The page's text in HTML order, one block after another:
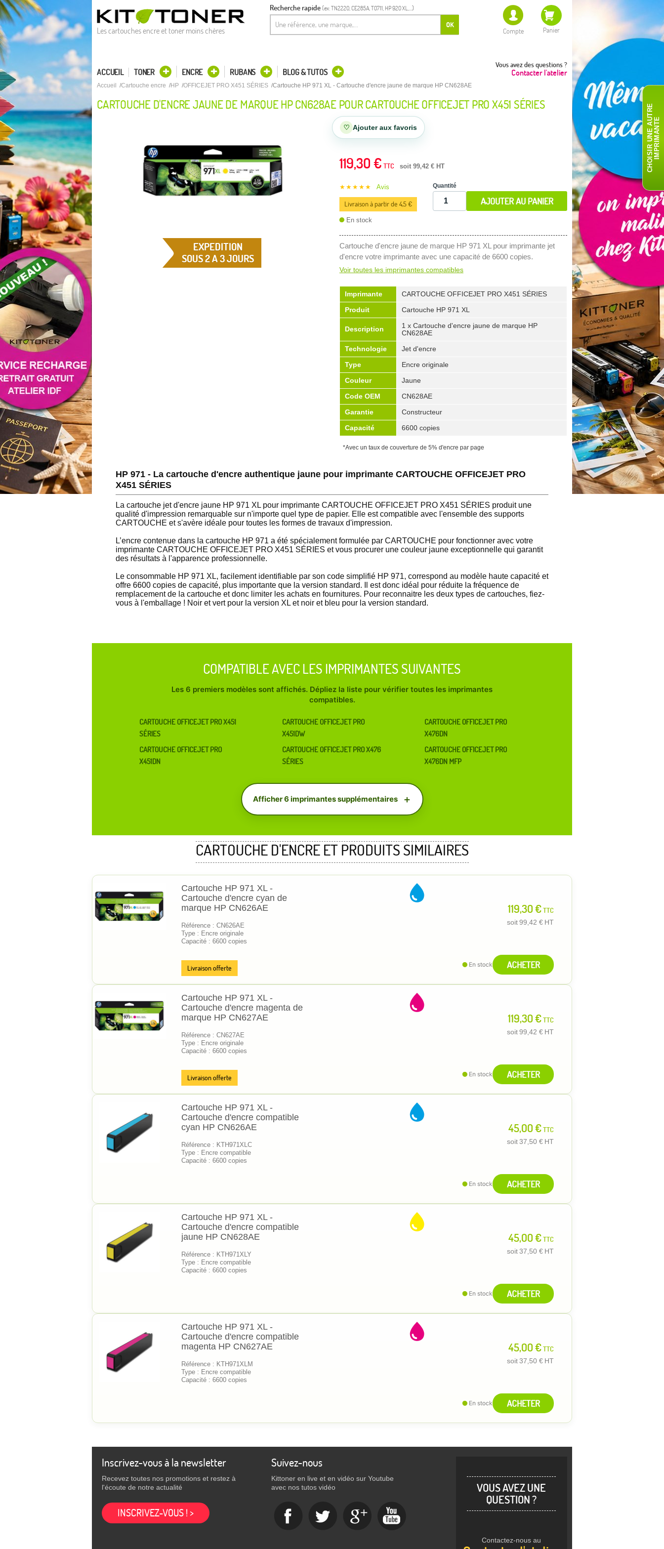
Les cartouches encre et toner moins chères
Recherche rapide (ex: TN2220, CE285A, T0711, HP 920 XL,...)
OK
Compte Panier
Vous avez des questions ?
Contacter l'atelier
ACCUEIL TONER ENCRE RUBANS BLOG & TUTOS
Accueil Cartouche encre HP OFFICEJET PRO X451 SÉRIES Cartouche HP 971 XL - Cartouche d'encre jaune de marque HP CN628AE
CARTOUCHE D'ENCRE JAUNE DE MARQUE HP CN628AE POUR CARTOUCHE OFFICEJET PRO X451 SÉRIES
♡ Ajouter aux favoris
EXPEDITION
SOUS 2 A 3 JOURS
119,30 € TTC soit 99,42 € HT
★★★★★ Avis
Livraison à partir de 4,5 €
En stock
Quantité
AJOUTER AU PANIER
Cartouche d'encre jaune de marque HP 971 XL pour imprimante jet
d'encre votre imprimante avec une capacité de 6600 copies.
Voir toutes les imprimantes compatibles
Imprimante
CARTOUCHE OFFICEJET PRO X451 SÉRIES
Produit
Cartouche HP 971 XL
Description
1 x Cartouche d'encre jaune de marque HP
CN628AE
Technologie
Jet d'encre
Type
Encre originale
Couleur
Jaune
Code OEM
CN628AE
Garantie
Constructeur
Capacité
6600 copies
*Avec un taux de couverture de 5% d'encre par page
HP 971 - La cartouche d'encre authentique jaune pour imprimante CARTOUCHE OFFICEJET PRO
X451 SÉRIES
La cartouche jet d'encre jaune HP 971 XL pour imprimante CARTOUCHE OFFICEJET PRO X451 SÉRIES produit une
qualité d'impression remarquable sur n'importe quel type de papier. Elle est compatible avec l'ensemble des supports
CARTOUCHE et s'avère idéale pour toutes les formes de travaux d'impression.
L’encre contenue dans la cartouche HP 971 a été spécialement formulée par CARTOUCHE pour fonctionner avec votre
imprimante CARTOUCHE OFFICEJET PRO X451 SÉRIES et vous procurer une couleur jaune exceptionnelle qui garantit
des résultats à l'apparence professionnelle.
Le consommable HP 971 XL, facilement identifiable par son code simplifié HP 971, correspond au modèle haute capacité et
offre 6600 copies de capacité, plus importante que la version standard. Il est donc idéal pour réduite la fréquence de
remplacement de la cartouche et donc limiter les achats en fournitures. Pour reconnaitre les deux types de cartouches, fiez-
vous à l'emballage ! Noir et vert pour la version XL et noir et bleu pour la version standard.
COMPATIBLE AVEC LES IMPRIMANTES SUIVANTES
Les 6 premiers modèles sont affichés. Dépliez la liste pour vérifier toutes les imprimantes
compatibles.
CARTOUCHE OFFICEJET PRO X451
SÉRIES
CARTOUCHE OFFICEJET PRO
X451DN
CARTOUCHE OFFICEJET PRO
X451DW
CARTOUCHE OFFICEJET PRO X476
SÉRIES
CARTOUCHE OFFICEJET PRO
X476DN
CARTOUCHE OFFICEJET PRO
X476DN MFP
Afficher 6 imprimantes supplémentaires
CARTOUCHE D'ENCRE ET PRODUITS SIMILAIRES
Cartouche HP 971 XL -
Cartouche d'encre cyan de
marque HP CN626AE
Référence : CN626AE
Type : Encre originale
Capacité : 6600 copies
119,30 €TTC
soit99,42 € HT
Livraison offerte En stock ACHETER
Cartouche HP 971 XL -
Cartouche d'encre magenta de
marque HP CN627AE
Référence : CN627AE
Type : Encre originale
Capacité : 6600 copies
119,30 €TTC
soit99,42 € HT
Livraison offerte En stock ACHETER
Cartouche HP 971 XL -
Cartouche d'encre compatible
cyan HP CN626AE
Référence : KTH971XLC
Type : Encre compatible
Capacité : 6600 copies
45,00 €TTC
soit37,50 € HT
En stock ACHETER
Cartouche HP 971 XL -
Cartouche d'encre compatible
jaune HP CN628AE
Référence : KTH971XLY
Type : Encre compatible
Capacité : 6600 copies
45,00 €TTC
soit37,50 € HT
En stock ACHETER
Cartouche HP 971 XL -
Cartouche d'encre compatible
magenta HP CN627AE
Référence : KTH971XLM
Type : Encre compatible
Capacité : 6600 copies
45,00 €TTC
soit37,50 € HT
En stock ACHETER
Inscrivez-vous à la newsletter
Recevez toutes nos promotions et restez à
l'écoute de notre actualité
INSCRIVEZ-VOUS ! >
Suivez-nous
Kittoner en live et en vidéo sur Youtube
avec nos tutos vidéo
VOUS AVEZ UNE
QUESTION ?
Contactez-nous au
C
H
O
I
S
I
R
U
N
E
AU
T
R
E
I
M
P
R
I
M
A
N
TE